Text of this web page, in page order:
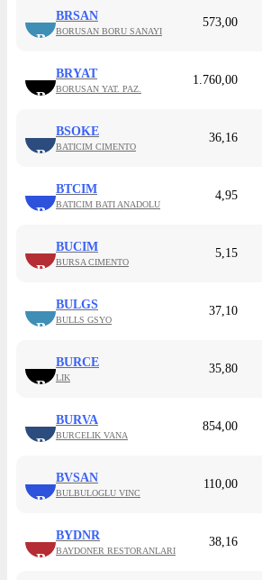
B
BRSAN
BORUSAN BORU SANAYI
573,00
B
BRYAT
BORUSAN YAT. PAZ.
1.760,00
B
BSOKE
BATICIM CIMENTO
36,16
B
BTCIM
BATICIM BATI ANADOLU
4,95
B
BUCIM
BURSA CIMENTO
5,15
B
BULGS
BULLS GSYO
37,10
B
BURCE
LIK
35,80
B
BURVA
BURCELIK VANA
854,00
B
BVSAN
BULBULOGLU VINC
110,00
B
BYDNR
BAYDONER RESTORANLARI
38,16